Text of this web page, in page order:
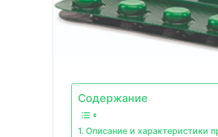
Содержание
Описание и характеристики